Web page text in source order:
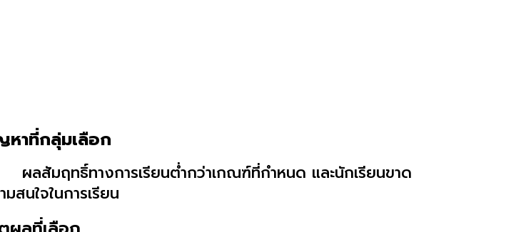
าที่กลุ่มเลือก
ผลสัมฤทธิ์ทางการเรียนต่ำกว่าเกณฑ์ที่กำหนด และนักเรียนขาด
มสนใจในการเรียน